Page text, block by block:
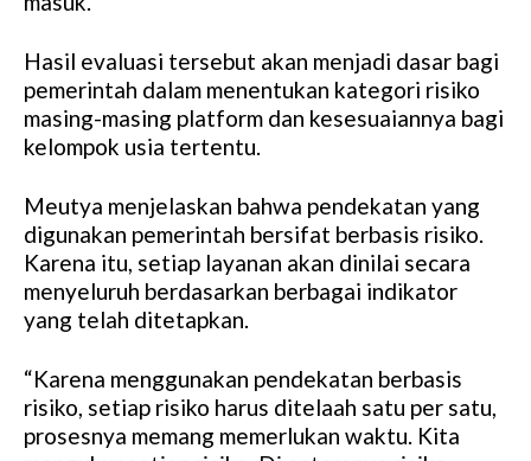
Hasil evaluasi tersebut akan menjadi dasar bagi
pemerintah dalam menentukan kategori risiko
masing-masing platform dan kesesuaiannya bagi
kelompok usia tertentu.
Meutya menjelaskan bahwa pendekatan yang
digunakan pemerintah bersifat berbasis risiko.
Karena itu, setiap layanan akan dinilai secara
menyeluruh berdasarkan berbagai indikator
yang telah ditetapkan.
“Karena menggunakan pendekatan berbasis
risiko, setiap risiko harus ditelaah satu per satu,
prosesnya memang memerlukan waktu. Kita